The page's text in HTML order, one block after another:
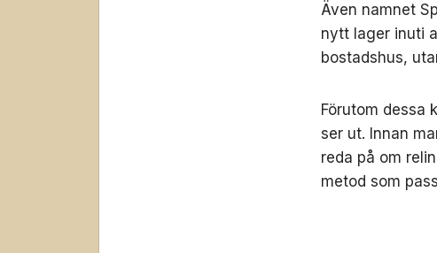
Även namnet
nytt lager inuti
bostadshus,
Förutom dessa
ser ut. Innan
reda på om
metod som